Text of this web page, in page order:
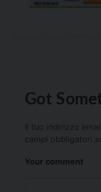
Got
Il tuo indirizzo
campi obbligatori
Your comment